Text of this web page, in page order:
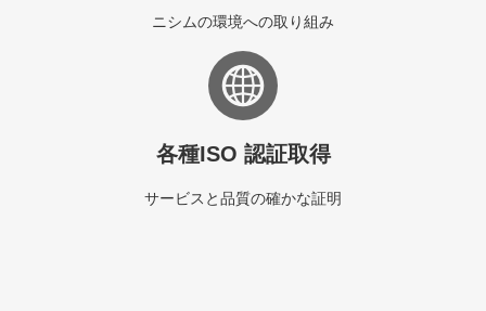
ニシムの環境への取り組み
各種ISO 認証取得
サービスと品質の確かな証明